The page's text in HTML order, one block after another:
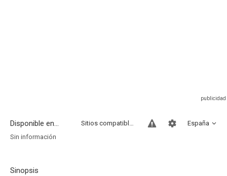
Disponible en... España
Sitios compatibles
Sin información
Sinopsis